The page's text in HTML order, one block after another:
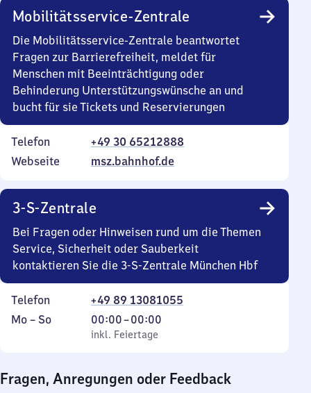
Mobilitätsservice-Zentrale
Die Mobilitätsservice-Zentrale beantwortet
Fragen zur Barrierefreiheit, meldet für
Menschen mit Beeinträchtigung oder
Behinderung Unterstützungswünsche an und
bucht für sie Tickets und Reservierungen
Telefon
+49 30 65212888
Webseite
msz.bahnhof.de
3-S-Zentrale
Bei Fragen oder Hinweisen rund um die Themen
Service, Sicherheit oder Sauberkeit
kontaktieren Sie die 3-S-Zentrale München Hbf
Telefon
+49 89 13081055
Montag
Mo – So,
inkl. Feiertage
00:00–00:00
Von
0
0
inkl. Feiertage
Fragen, Anregungen oder Feedback